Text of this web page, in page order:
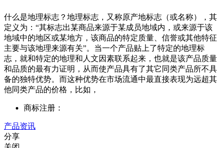
什么是地理标志？地理标志，又称原产地标志（或名称），其
定义为：“其标志出某商品来源于某成员地域内，或来源于该
地域中的地区或某地方，该商品的特定质量、信誉或其他特征
主要与该地理来源有关”。当一个产品贴上了特定的地理标
志，就和特定的地理和人文因素联系起来，也就是该产品质量
和品质的最有力证明，从而使产品具有了其它同类产品所不具
备的独特优势。而这种优势在市场流通中最直接表现为远超其
他同类产品的价格，比如，
商标注册：
产品资讯
分享